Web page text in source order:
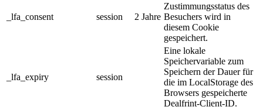
_lfa_consent session 2 Jahre
Zustimmungsstatus des
Besuchers wird in
diesem Cookie
gespeichert.
_lfa_expiry session
Eine lokale
Speichervariable zum
Speichern der Dauer für
die im LocalStorage des
Browsers gespeicherte
Dealfrint-Client-ID.